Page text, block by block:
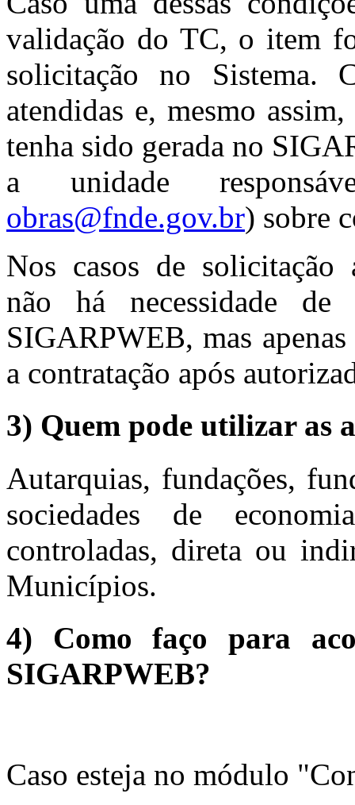
validação do TC, o item
solicitação no Sistema.
atendidas e, mesmo
tenha sido gerada no
a unidade
obras@fnde.gov.br) sobre
Nos casos de solicitação
não há necessidade
SIGARPWEB, mas
a contratação após
3) Quem pode utilizar as
Autarquias, fundações,
sociedades de
controladas, direta ou
Municípios.
4) Como faço para
SIGARPWEB?
Caso esteja no módulo